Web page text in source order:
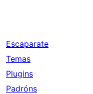
Escaparate
Temas
Plugins
Padróns